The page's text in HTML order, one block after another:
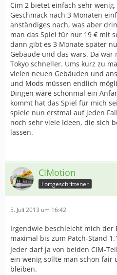
Cim 2 bietet einfach sehr
Geschmack nach 3 Monaten
anständiges nach, was aber
man das Spiel für nur 19 € mit
dann gibt es 3 Monate später
Gebäude und das wars. Da
Tokyo schneller. Ums kurz zu
vielen neuen Gebäuden und
und Mods müssen endlich
Dingen wäre schonmal ein
kommt hat das Spiel für mich
spiele nun erstmal auf jeden
noch sehr viele Ideen, die sich
lassen.
CIMotion
Fortgeschrittener
5. Juli 2013 um 16:42
Irgendwie beschleicht mich der
maximal bis zum Patch-Stand
Jeder darf ja von beiden CIM-
ein wenig sollte man schon fair
bleiben.